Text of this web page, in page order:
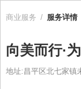
商业服务 / 服务详情
向美而行·
地址:昌平区北七家镇